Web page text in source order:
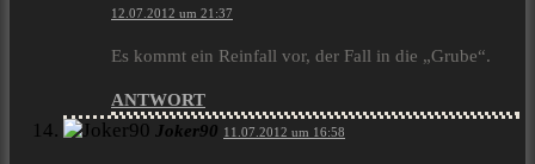
12.07.2012 um 21:37
Es kommt ein Reinfall vor, der Fall in die „Grube“.
ANTWORT
Joker90 11.07.2012 um 16:58